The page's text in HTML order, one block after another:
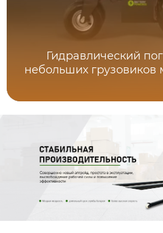
Гидравлический
небольших грузовиков